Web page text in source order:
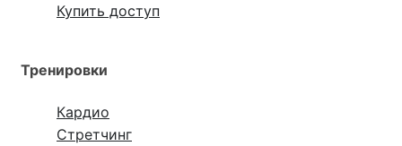
Купить доступ
Тренировки
Кардио
Стретчинг